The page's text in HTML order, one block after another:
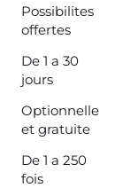
Possibilites
offertes
De 1 a 30
jours
Optionnelle
et gratuite
De 1 a 250
fois